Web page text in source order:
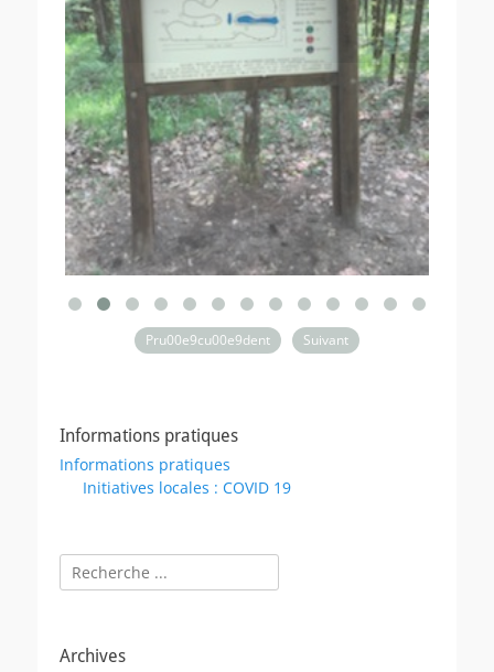
Pru00e9cu00e9dent Suivant
Informations pratiques
Informations pratiques
Initiatives locales : COVID 19
Rechercher :
Archives